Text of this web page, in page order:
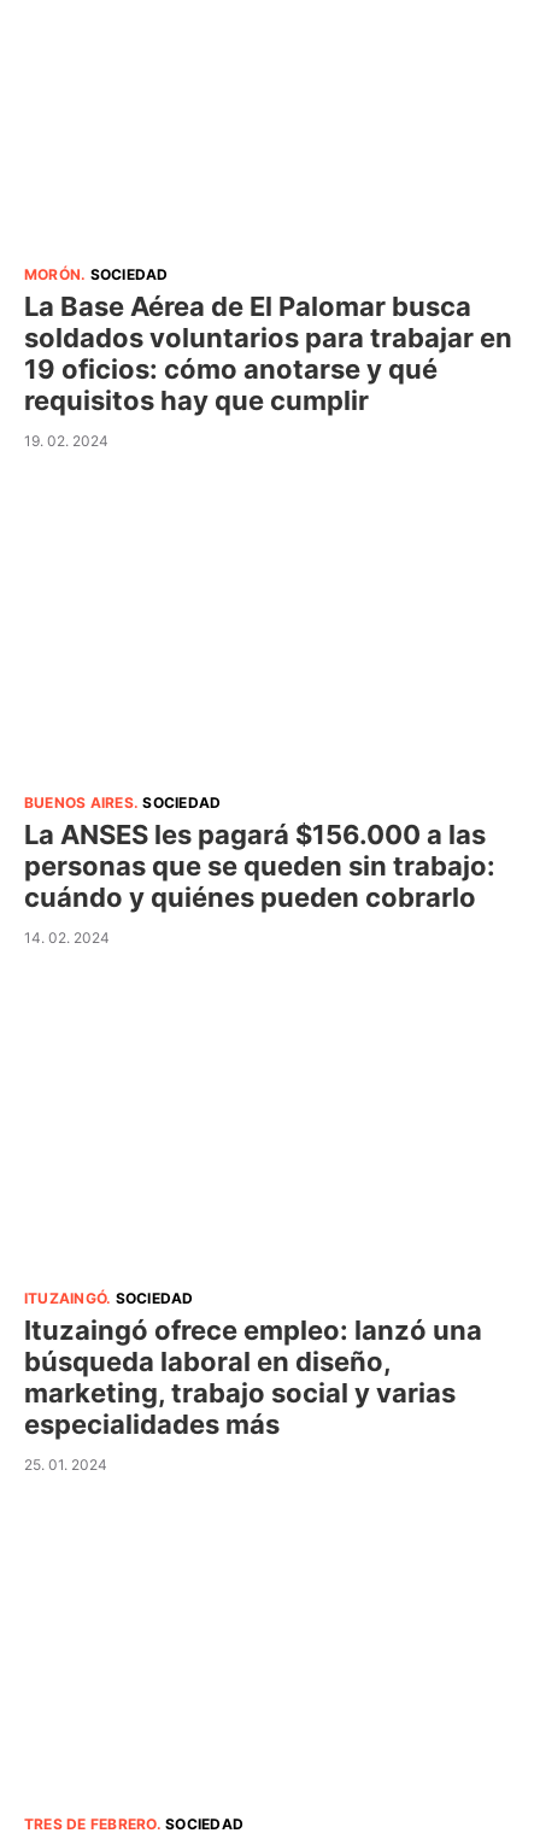
MORÓN. SOCIEDAD
La Base Aérea de El Palomar busca
soldados voluntarios para trabajar en
19 oficios: cómo anotarse y qué
requisitos hay que cumplir
19. 02. 2024
BUENOS AIRES.SOCIEDAD
La ANSES les pagará $156.000 a las
personas que se queden sin trabajo:
cuándo y quiénes pueden cobrarlo
14. 02. 2024
ITUZAINGÓ. SOCIEDAD
Ituzaingó ofrece empleo: lanzó una
búsqueda laboral en diseño,
marketing, trabajo social y varias
especialidades más
25. 01. 2024
TRES DE FEBRERO.SOCIEDAD